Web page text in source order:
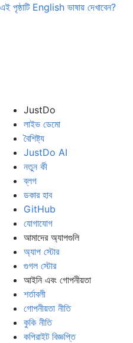
এই পৃষ্ঠাটি English ভাষায় দেখাবেন?
JustDo
লাইভ ডেমো
বৈশিষ্ট্য
JustDo AI
নতুন কী
ব্লগ
ডকার হাব
GitHub
যোগাযোগ
আমাদের অ্যাপগুলি
অ্যাপ স্টোর
গুগল স্টোর
আইনি এবং গোপনীয়তা
শর্তাবলী
গোপনীয়তা নীতি
কুকি নীতি
কপিরাইট বিজ্ঞপ্তি